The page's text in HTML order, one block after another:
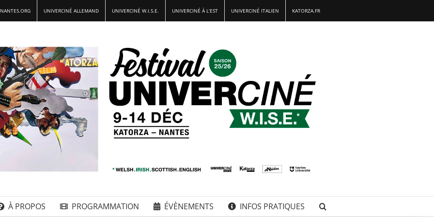
UNIVERCINÉ ALLEMAND UNIVERCINÉ W.I.S.E. UNIVERCINÉ À L’EST UNIVERCINÉ ITALIEN KATORZA.FR
À PROPOS PROGRAMMATION ÉVÈNEMENTS INFOS PRATIQUES